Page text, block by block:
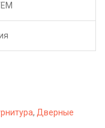
, Дверные